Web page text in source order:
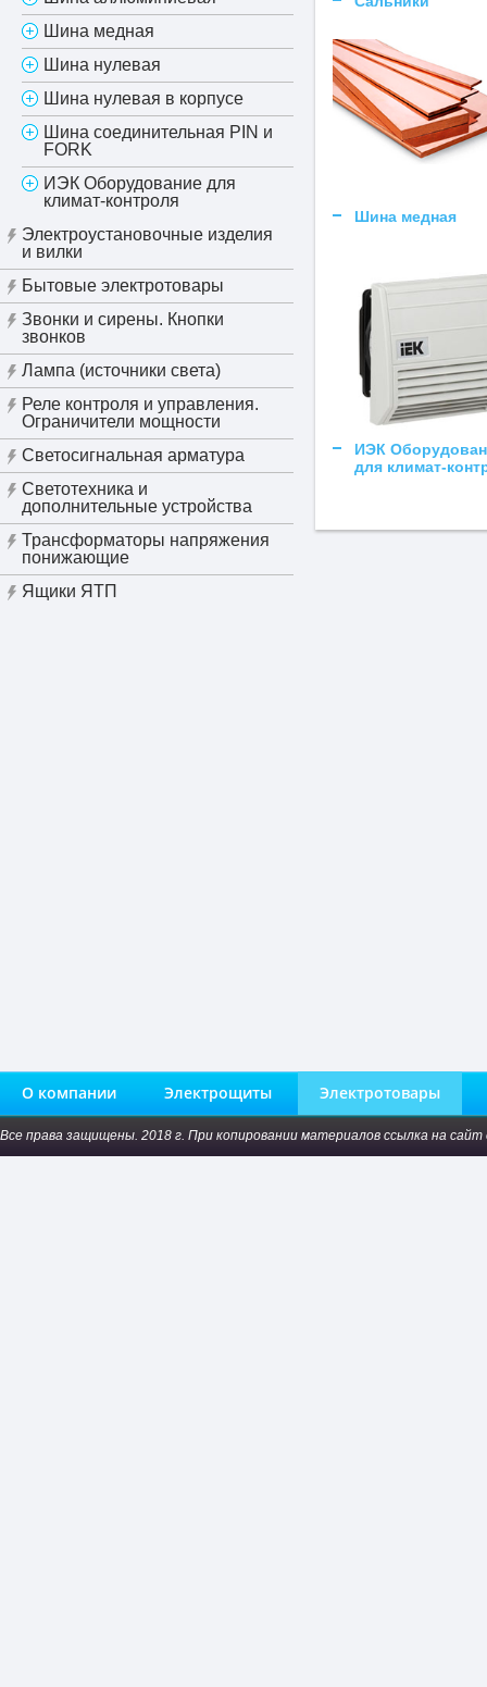
Шина медная
Шина нулевая
Шина нулевая в корпусе
Шина соединительная PIN и
FORK
ИЭК Оборудование для
климат-контроля
Электроустановочные изделия
и вилки
Бытовые электротовары
Звонки и сирены. Кнопки
звонков
Лампа (источники света)
Реле контроля и управления.
Ограничители мощности
Светосигнальная арматура
Светотехника и
дополнительные устройства
Трансформаторы напряжения
понижающие
Ящики ЯТП
Шина медная
ИЭК
для климат-
О компании Электрощиты Электротовары
Все права защищены. 2018 г. При копировании материалов ссылка на сайт